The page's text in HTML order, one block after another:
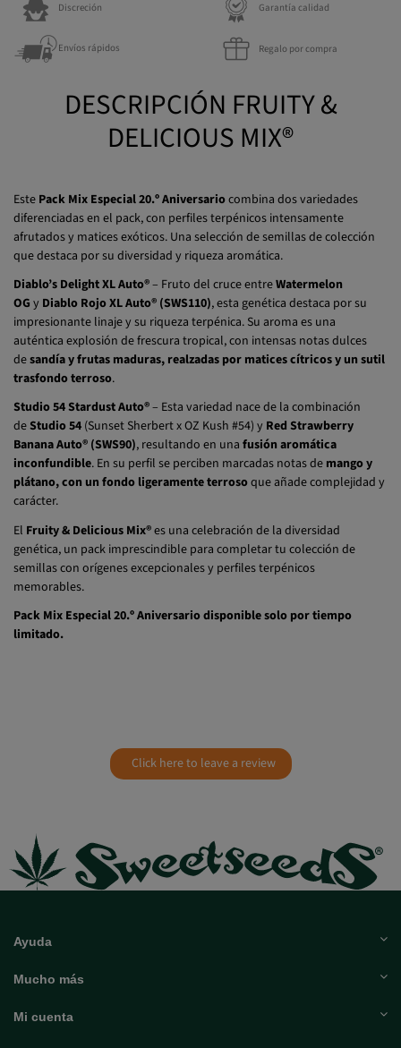
Discreción Garantía calidad
Envíos rápidos Regalo por compra
DESCRIPCIÓN FRUITY &
DELICIOUS MIX®
Este Pack Mix Especial 20.º Aniversariocombina dos variedades
diferenciadas en el pack, con perfiles terpénicos intensamente
afrutados y matices exóticos. Una selección de semillas de colección
que destaca por su diversidad y riqueza aromática.
Diablo’s Delight XL Auto®– Fruto del cruce entreWatermelon
OG y Diablo Rojo XL Auto® (SWS110), esta genética destaca por su
impresionante linaje y su riqueza terpénica. Su aroma es una
auténtica explosión de frescura tropical, con intensas notas dulces
desandía y frutas maduras, realzadas por matices cítricos y un sutil
trasfondo terroso.
Studio 54 Stardust Auto®– Esta variedad nace de la combinación
deStudio 54 (Sunset Sherbert x OZ Kush #54) y Red Strawberry
Banana Auto® (SWS90), resultando en una fusión aromática
inconfundible. En su perfil se perciben marcadas notas de mango y
plátano, con un fondo ligeramente terrosoque añade complejidad y
carácter.
El Fruity & Delicious Mix®es una celebración de la diversidad
genética, un pack imprescindible para completar tu colección de
semillas con orígenes excepcionales y perfiles terpénicos
memorables.
Pack Mix Especial 20.º Aniversariodisponible solo por tiempo
limitado.
Click here to leave a review
Ayuda
Mucho más
Mi cuenta